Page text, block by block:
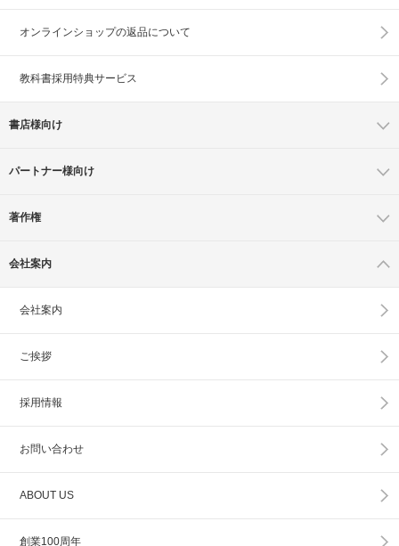
オンラインショップの返品について
教科書採用特典サービス
書店様向け
パートナー様向け
著作権
会社案内
会社案内
ご挨拶
採用情報
お問い合わせ
ABOUT US
創業100周年